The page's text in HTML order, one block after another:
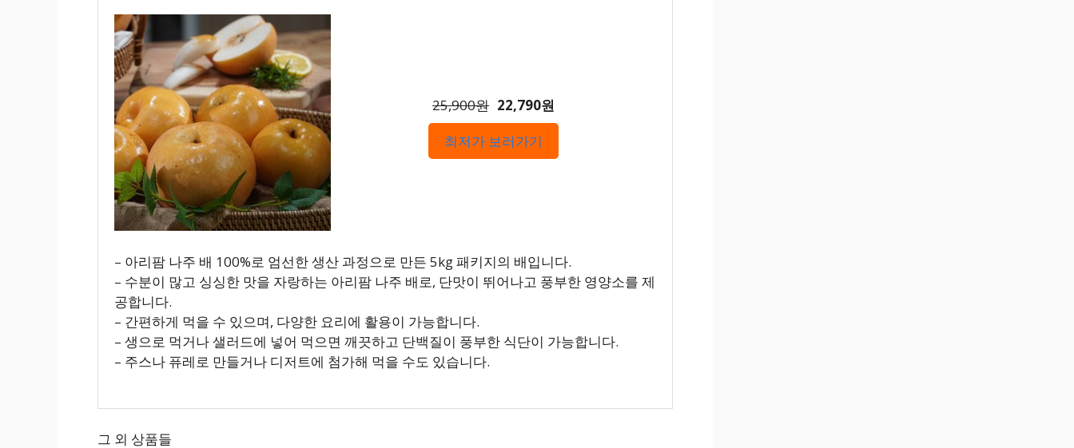
25,900원 22,790원
최저가 보러가기
– 아리팜 나주 배 100%로 엄선한 생산 과정으로 만든 5kg 패키지의 배입니다.
– 수분이 많고 싱싱한 맛을 자랑하는 아리팜 나주 배로, 단맛이 뛰어나고 풍부한 영양소를 제
공합니다.
– 간편하게 먹을 수 있으며, 다양한 요리에 활용이 가능합니다.
– 생으로 먹거나 샐러드에 넣어 먹으면 깨끗하고 단백질이 풍부한 식단이 가능합니다.
– 주스나 퓨레로 만들거나 디저트에 첨가해 먹을 수도 있습니다.
그 외 상품들